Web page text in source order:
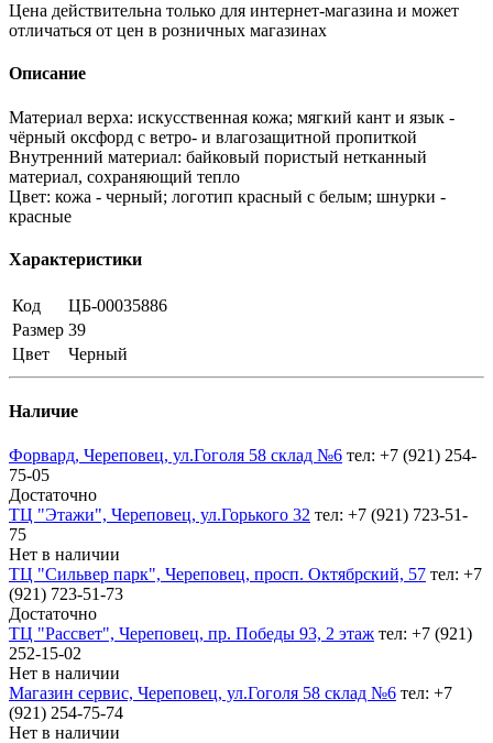
Цена действительна только для интернет-магазина и может
отличаться от цен в розничных магазинах
Описание
Материал верха: искусственная кожа; мягкий кант и язык -
чёрный оксфорд с ветро- и влагозащитной пропиткой
Внутренний материал: байковый пористый нетканный
материал, сохраняющий тепло
Цвет: кожа - черный; логотип красный с белым; шнурки -
красные
Характеристики
Код
ЦБ-00035886
Размер 39
Цвет
Черный
Наличие
Форвард, Череповец, ул.Гоголя 58 склад №6 тел: +7 (921) 254-
75-05
Достаточно
ТЦ "Этажи", Череповец, ул.Горького 32 тел: +7 (921) 723-51-
75
Нет в наличии
ТЦ "Сильвер парк", Череповец, просп. Октябрский, 57 тел: +7
(921) 723-51-73
Достаточно
ТЦ "Рассвет", Череповец, пр. Победы 93, 2 этаж тел: +7 (921)
252-15-02
Нет в наличии
Магазин сервис, Череповец, ул.Гоголя 58 склад №6 тел: +7
(921) 254-75-74
Нет в наличии